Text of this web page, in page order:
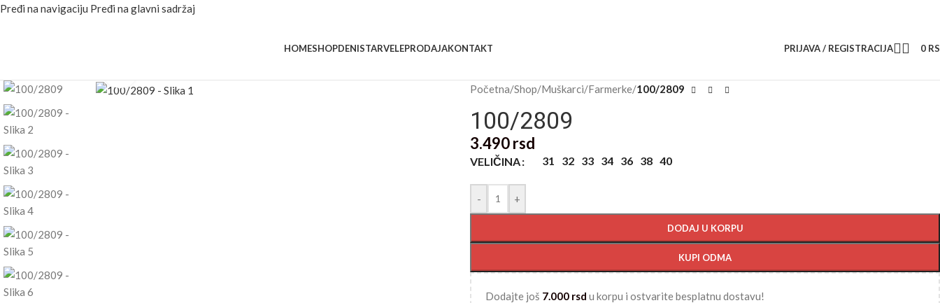
Pređi na navigaciju Pređi na glavni sadržaj
HOMESHOPDENISTARVELEPRODAJAKONTAKT PRIJAVA / REGISTRACIJA 0
Početna/Shop/Muškarci/Farmerke/100/2809
100/2809
3.490rsd
VELIČINA 31 32 33 34 36 38 40
- +
DODAJ U KORPU
KUPI ODMA
Dodajte još 7.000 rsd u korpu i ostvarite besplatnu dostavu!